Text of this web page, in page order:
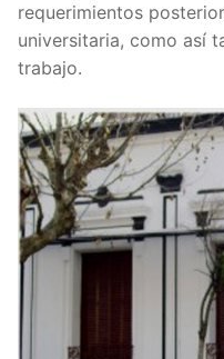
requerimientos
universitaria, como así
trabajo.